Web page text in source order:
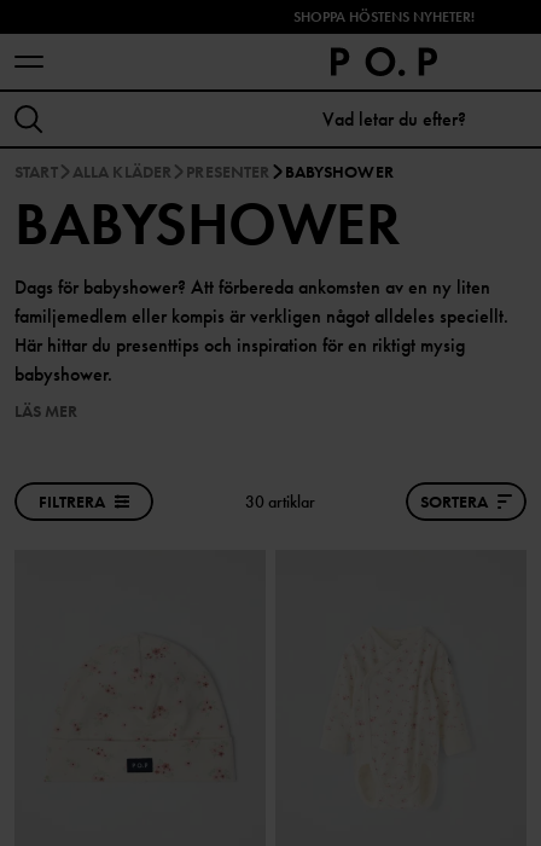
SHOPPA HÖSTENS NYHETER!
START ALLA KLÄDER PRESENTER BABYSHOWER
BABYSHOWER
Dags för babyshower? Att förbereda ankomsten av en ny liten
familjemedlem eller kompis är verkligen något alldeles speciellt.
Här hittar du presenttips och inspiration för en riktigt mysig
babyshower.
LÄS MER
FILTRERA 30 artiklar SORTERA